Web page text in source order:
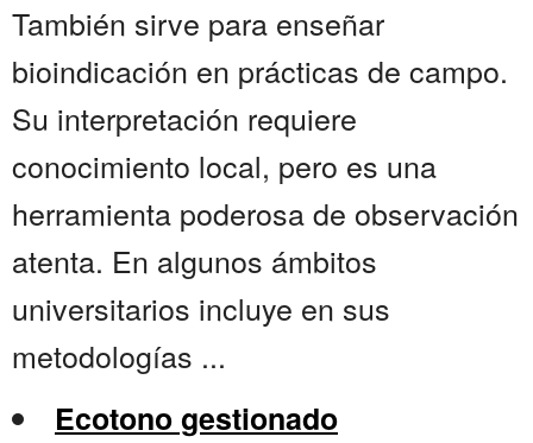
También sirve para enseñar
bioindicación en prácticas de campo.
Su interpretación requiere
conocimiento local, pero es una
herramienta poderosa de observación
atenta. En algunos ámbitos
universitarios incluye en sus
metodologías ...
Ecotono gestionado